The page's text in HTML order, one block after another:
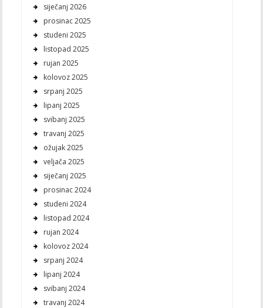
siječanj 2026
prosinac 2025
studeni 2025
listopad 2025
rujan 2025
kolovoz 2025
srpanj 2025
lipanj 2025
svibanj 2025
travanj 2025
ožujak 2025
veljača 2025
siječanj 2025
prosinac 2024
studeni 2024
listopad 2024
rujan 2024
kolovoz 2024
srpanj 2024
lipanj 2024
svibanj 2024
travanj 2024